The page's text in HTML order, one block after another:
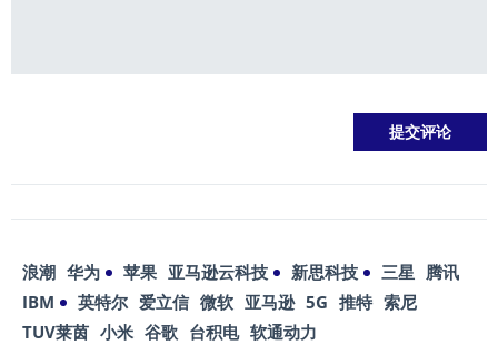
浪潮 华为 苹果 亚马逊云科技 新思科技 三星 腾讯
IBM
英特尔 爱立信 微软 亚马逊 5G 推特 索尼
TUV莱茵 小米 谷歌 台积电 软通动力